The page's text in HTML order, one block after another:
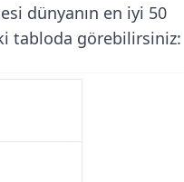
dünyanın en iyi 50
tabloda görebilirsiniz: